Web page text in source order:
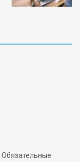
Обязательные